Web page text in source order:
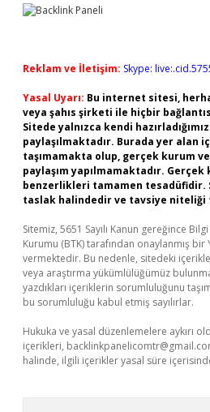
Reklam ve İletişim: Skype:
Yasal Uyarı: Bu internet sitesi,
veya şahıs şirketi ile hiçbir
Sitede yalnızca kendi
paylaşılmaktadır. Burada yer alan
taşımamakta olup, gerçek kurum
paylaşım yapılmamaktadır.
benzerlikleri tamamen
taslak halindedir ve tavsiye niteliği
Sitemiz, 5651 Sayılı Kanun gereğince
Kurumu (BTK) tarafından onaylanmış bir
vermektedir. Bu nedenle, sitedeki
veya araştırma yükümlülüğümüz
yazdıkları içeriklerin sorumluluğunu
bu sorumluluğu kabul etmiş sayılırlar.
Hukuka ve yasal düzenlemelere aykırı
içerikleri,
halinde, ilgili içerikler yasal süre